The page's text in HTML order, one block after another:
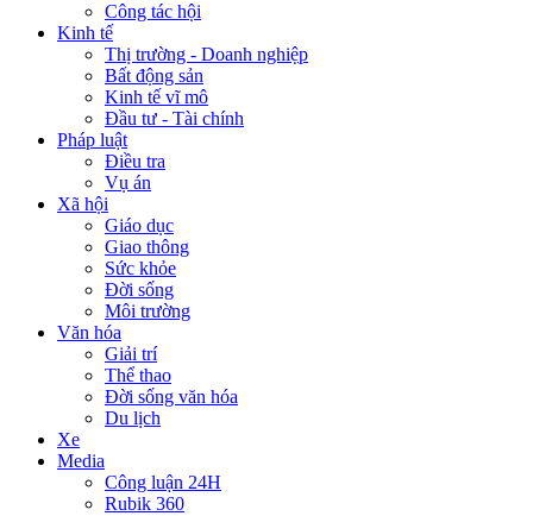
Công tác hội
Kinh tế
Thị trường - Doanh nghiệp
Bất động sản
Kinh tế vĩ mô
Đầu tư - Tài chính
Pháp luật
Điều tra
Vụ án
Xã hội
Giáo dục
Giao thông
Sức khỏe
Đời sống
Môi trường
Văn hóa
Giải trí
Thể thao
Đời sống văn hóa
Du lịch
Xe
Media
Công luận 24H
Rubik 360